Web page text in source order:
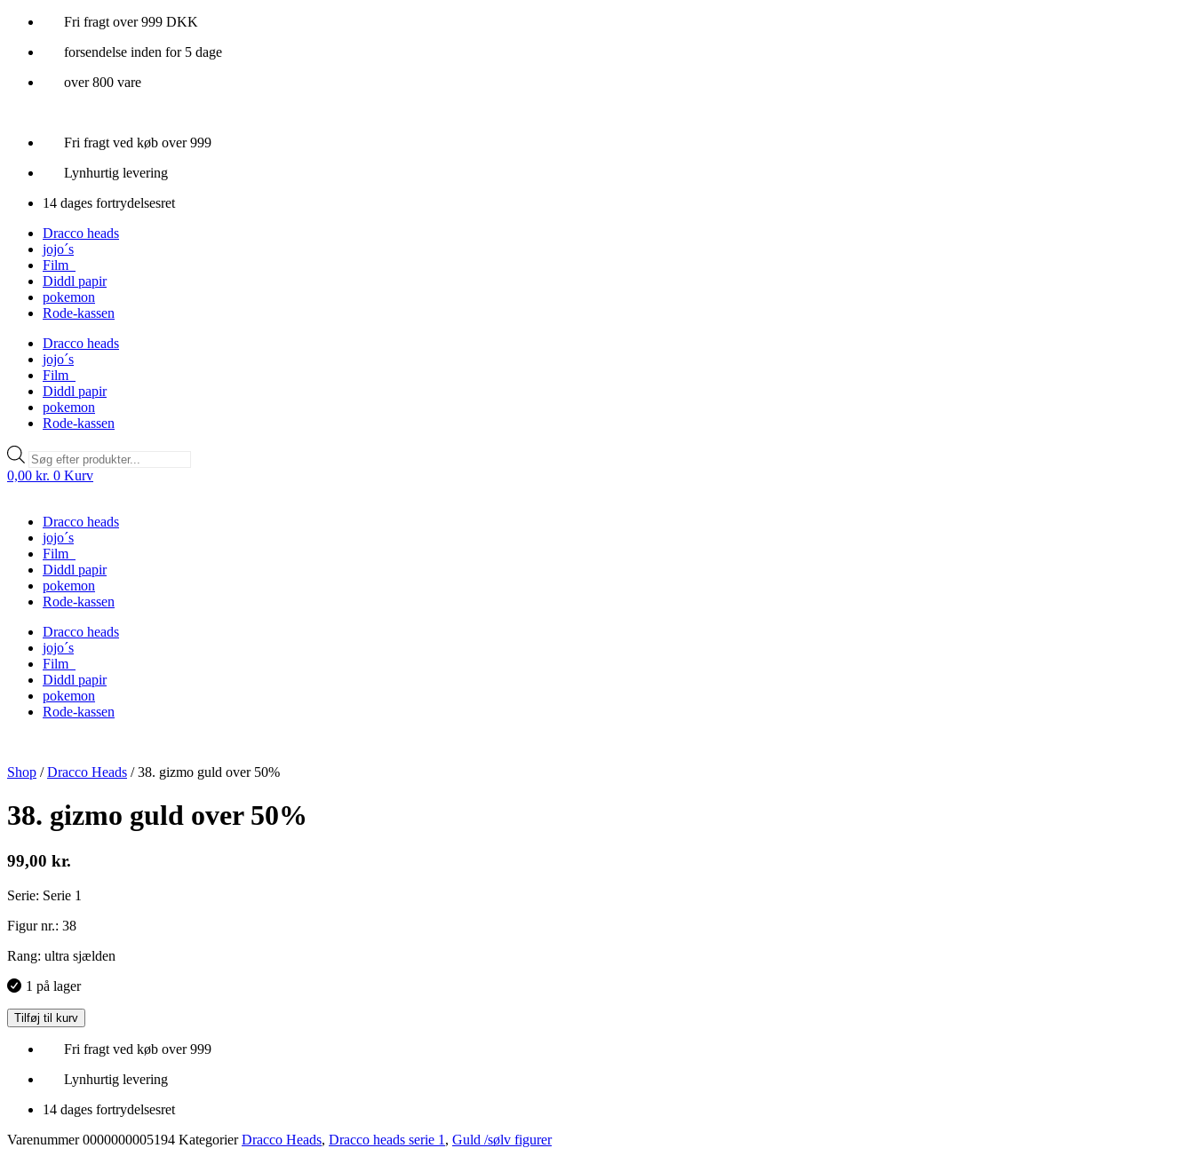
Videre
indhold
Fri fragt over 999 DKK
forsendelse inden for 5 dage
over 800 vare
Fri fragt ved køb over 999
Lynhurtig levering
14 dages fortrydelsesret
Dracco heads
jojo´s
Film
Diddl papir
pokemon
Rode-kassen
Dracco heads
jojo´s
Film
Diddl papir
pokemon
Rode-kassen
Products
search
0,00 kr. 0 Kurv
Dracco heads
jojo´s
Film
Diddl papir
pokemon
Rode-kassen
Dracco heads
jojo´s
Film
Diddl papir
pokemon
Rode-kassen
Shop /Dracco Heads /38. gizmo guld over 50%
38. gizmo guld over 50%
99,00 kr.
Serie: Serie 1
Figur nr.: 38
Rang: ultra sjælden
1 på lager
Tilføj til kurv
Fri fragt ved køb over 999
Lynhurtig levering
14 dages fortrydelsesret
Varenummer0000000005194 Kategorier Dracco Heads, Dracco heads serie 1 , Guld /sølv figurer